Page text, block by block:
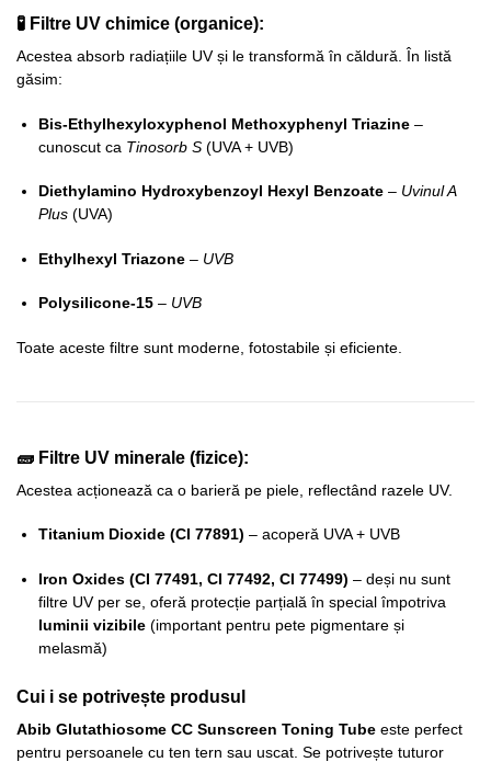
🧪 Filtre UV chimice (organice):
Acestea absorb radiațiile UV și le transformă în căldură. În listă
găsim:
Bis-Ethylhexyloxyphenol Methoxyphenyl Triazine –
cunoscut ca Tinosorb S (UVA + UVB)
Diethylamino Hydroxybenzoyl Hexyl Benzoate – Uvinul A
Plus (UVA)
Ethylhexyl Triazone – UVB
Polysilicone-15 – UVB
Toate aceste filtre sunt moderne, fotostabile și eficiente.
🧱 Filtre UV minerale (fizice):
Acestea acționează ca o barieră pe piele, reflectând razele UV.
Titanium Dioxide (CI 77891) – acoperă UVA + UVB
Iron Oxides (CI 77491, CI 77492, CI 77499) – deși nu sunt
filtre UV per se, oferă protecție parțială în special împotriva
luminii vizibile (important pentru pete pigmentare și
melasmă)
Cui i se potrivește produsul
Abib Glutathiosome CC Sunscreen Toning Tube este perfect
pentru persoanele cu ten tern sau uscat. Se potrivește tuturor